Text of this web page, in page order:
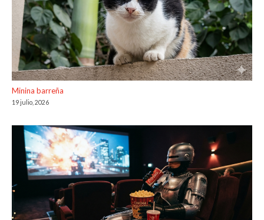
Minina barreña
19 julio, 2026